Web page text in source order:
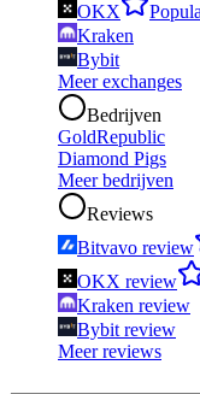
OKX
Kraken
Bybit
Meer exchanges
Bedrijven
GoldRepublic
Diamond Pigs
Meer bedrijven
Reviews
Bitvavo review
OKX review
Kraken review
Bybit review
Meer reviews